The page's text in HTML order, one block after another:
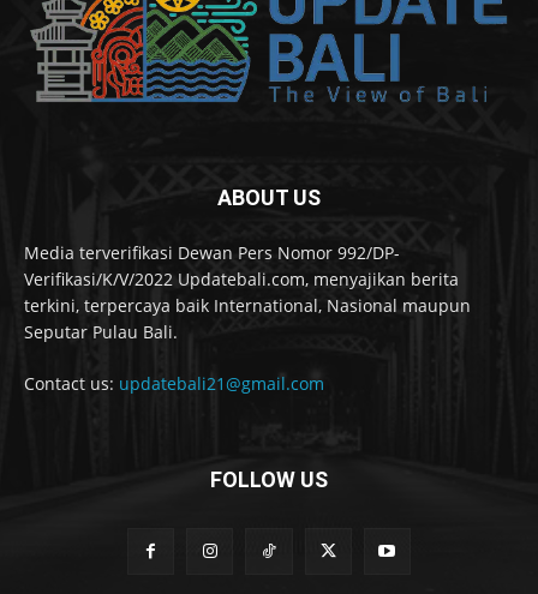
ABOUT US
Media terverifikasi Dewan Pers Nomor 992/DP-
Verifikasi/K/V/2022 Updatebali.com, menyajikan berita
terkini, terpercaya baik International, Nasional maupun
Seputar Pulau Bali.
Contact us: updatebali21@gmail.com
FOLLOW US